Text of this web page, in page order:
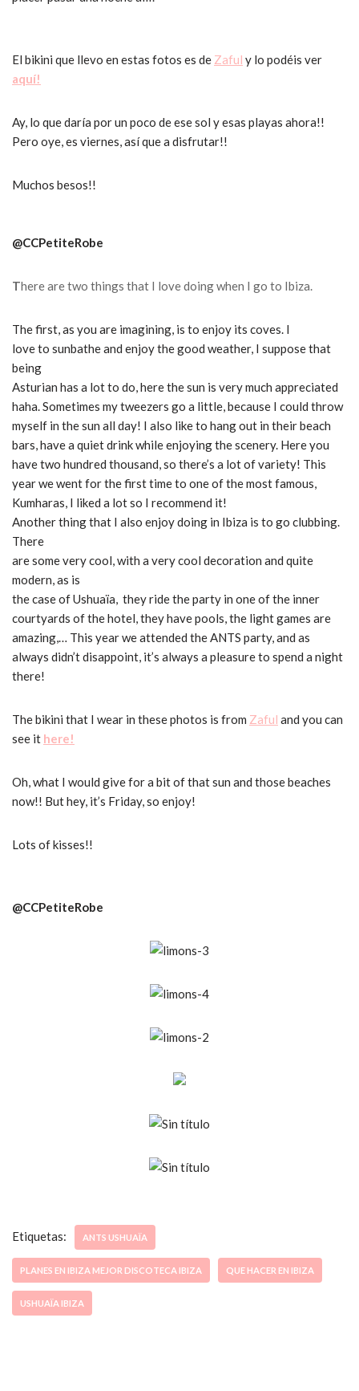
El bikini que llevo en estas fotos es de Zaful y lo podéis ver
aquí!
Ay, lo que daría por un poco de ese sol y esas playas ahora!!
Pero oye, es viernes, así que a disfrutar!!
Muchos besos!!
@CCPetiteRobe
There are two things that I love doing when I go to Ibiza.
The first, as you are imagining, is to enjoy its coves. I
love to sunbathe and enjoy the good weather, I suppose that
being
Asturian has a lot to do, here the sun is very much appreciated
haha.Sometimes my tweezers go a little, because I could throw
myself in the sun all day! I also like to hang out in their beach
bars, have a quiet drink while enjoying the scenery. Here you
have two hundred thousand, so there’s a lot of variety! This
year we went for the first time to one of the most famous,
Kumharas, I liked a lot so I recommend it!
Another thing that I also enjoy doing in Ibiza is to go clubbing.
There
are some very cool, with a very cool decoration and quite
modern, as is
the case of Ushuaïa, they ride the party in one of the inner
courtyards of the hotel, they have pools, the light games are
amazing,… This yearwe attended the ANTS party, and as
always didn’t disappoint, it’s always a pleasure to spend a night
there!
The bikini that I wear in these photos is from Zaful and you can
see it here!
Oh, what I would give for a bit of that sun and those beaches
now!! But hey, it’s Friday, so enjoy!
Lots of kisses!!
@CCPetiteRobe
Etiquetas: ANTS USHUAÏA
PLANES EN IBIZA MEJOR DISCOTECA IBIZA QUE HACER EN IBIZA
USHUAÏA IBIZA